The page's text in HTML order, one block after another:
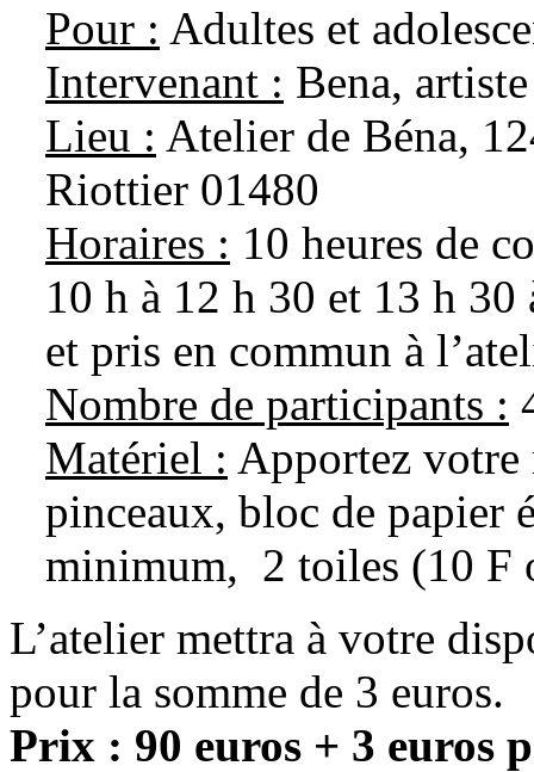
Pour : Adultes et
Intervenant : Bena,
Lieu : Atelier de Béna,
Riottier 01480
Horaires : 10 heures de
10 h à 12 h 30 et 13 h
et pris en commun à
Nombre de participants :
Matériel : Apportez votre
pinceaux, bloc de papier
minimum, 2 toiles (10
L’atelier mettra à votre
pour la somme de 3 euros.
Prix : 90 euros + 3 euros